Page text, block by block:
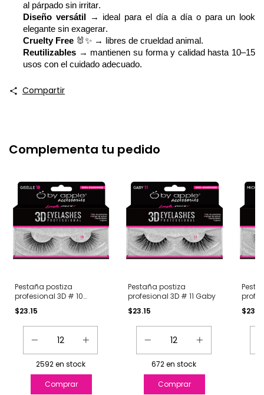
al párpado sin irritar.
Diseño versátil
→ ideal para el día a día o para un
look
elegante sin exagerar.
CrueltyFree 🐰✨ → libres de crueldad animal.
Reutilizables → mantienen su forma y calidad hasta 10–15
usos con el cuidado adecuado.
Compartir
Complementa tu pedido
Pestaña postiza
profesional 3D # 10
Giselle
$23.15
2592en stock
Pestaña postiza
profesional 3D # 11 Gaby
$23.15
672en stock
$23.15